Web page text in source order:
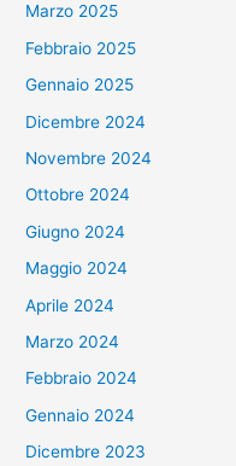
Marzo 2025
Febbraio 2025
Gennaio 2025
Dicembre 2024
Novembre 2024
Ottobre 2024
Giugno 2024
Maggio 2024
Aprile 2024
Marzo 2024
Febbraio 2024
Gennaio 2024
Dicembre 2023